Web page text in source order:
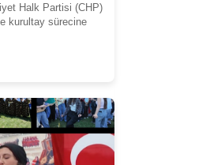
Halk Partisi (CHP)
kurultay sürecine